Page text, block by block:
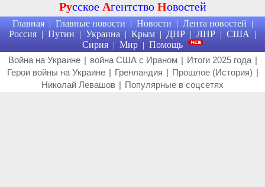
Русское Агентство Новостей
Главная | Главные новости | Новости | Лента новостей |
Россия | Путин | Украина | Крым | ДНР | ЛНР | США |
Сирия | Мир | Помощь
Война на Украине | война США с Ираном | Итоги 2025 года |
Герои войны на Украине | Гренландия | Прошлое (История) |
Николай Левашов | Популярные в соцсетях